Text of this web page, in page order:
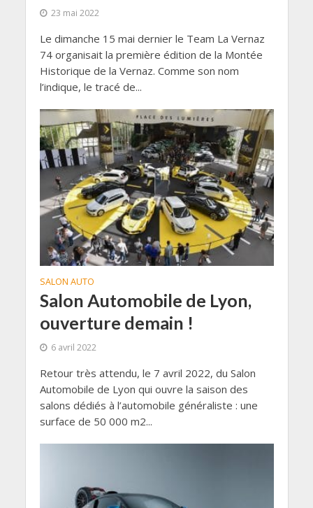
23 mai 2022
Le dimanche 15 mai dernier le Team La Vernaz
74 organisait la première édition de la Montée
Historique de la Vernaz. Comme son nom
l’indique, le tracé de...
SALON AUTO
Salon Automobile de Lyon,
ouverture demain !
6 avril 2022
Retour très attendu, le 7 avril 2022, du Salon
Automobile de Lyon qui ouvre la saison des
salons dédiés à l’automobile généraliste : une
surface de 50 000 m2...